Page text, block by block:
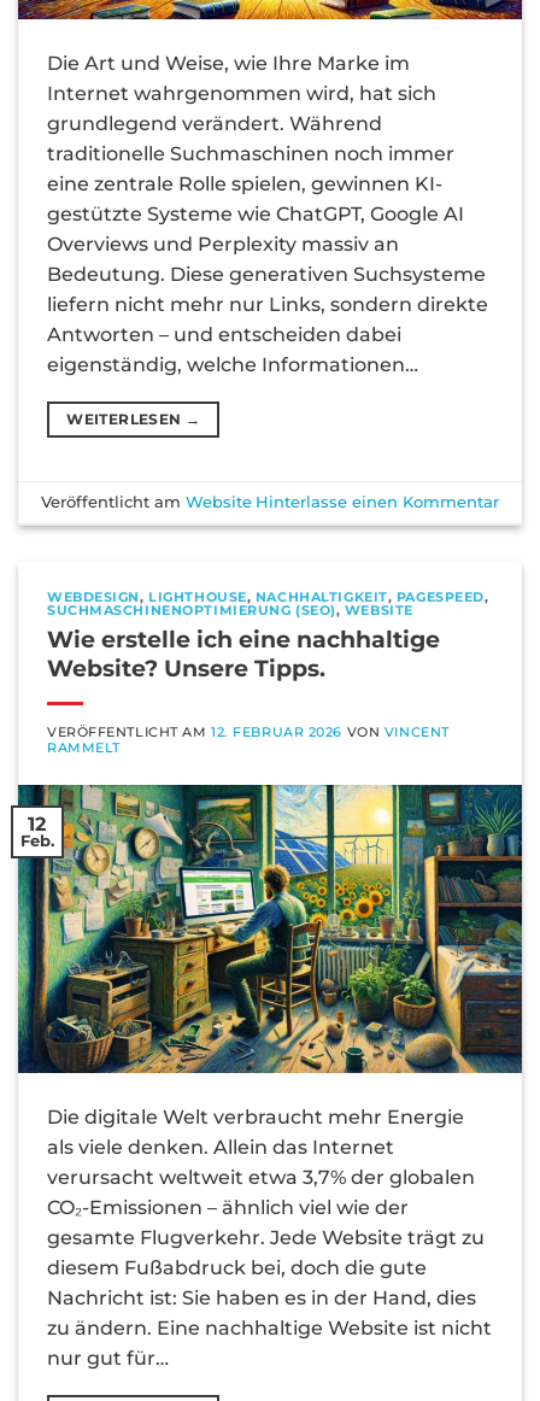
Die Art und Weise, wie Ihre Marke im
Internet wahrgenommen wird, hat sich
grundlegend verändert. Während
traditionelle Suchmaschinen noch immer
eine zentrale Rolle spielen, gewinnen KI-
gestützte Systeme wie ChatGPT, Google AI
Overviews und Perplexity massiv an
Bedeutung. Diese generativen Suchsysteme
liefern nicht mehr nur Links, sondern direkte
Antworten – und entscheiden dabei
eigenständig, welche Informationen…
WEITERLESEN →
Veröffentlicht amWebsite Hinterlasse einen Kommentar
WEBDESIGN, LIGHTHOUSE, NACHHALTIGKEIT, PAGESPEED,
SUCHMASCHINENOPTIMIERUNG (SEO), WEBSITE
Wie erstelle ich eine nachhaltige
Website? Unsere Tipps.
VERÖFFENTLICHT AM12. FEBRUAR 2026 VON VINCENT
RAMMELT
12
Feb.
Die digitale Welt verbraucht mehr Energie
als viele denken. Allein das Internet
verursacht weltweit etwa 3,7% der globalen
CO₂-Emissionen – ähnlich viel wie der
gesamte Flugverkehr. Jede Website trägt zu
diesem Fußabdruck bei, doch die gute
Nachricht ist: Sie haben es in der Hand, dies
zu ändern. Eine nachhaltige Website ist nicht
nur gut für…